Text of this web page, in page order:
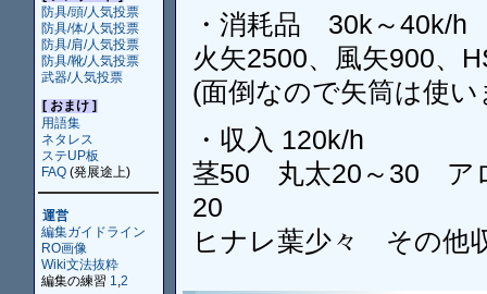
防具/頭/人気投票
防具/体/人気投票
防具/肩/人気投票
防具/靴/人気投票
武器/人気投票
[ おまけ ]
用語集
ネタレス
ステUP板
FAQ(発展途上)
運営
編集ガイドライン
RO画像
Wiki文法抜粋
編集の練習 1 2
・消耗品 30k～40k/h
火矢2500、風矢900、
(面倒なので矢筒は使
・収入 120k/h
茎50 丸太20～30 ア
20
ヒナレ葉少々 その他